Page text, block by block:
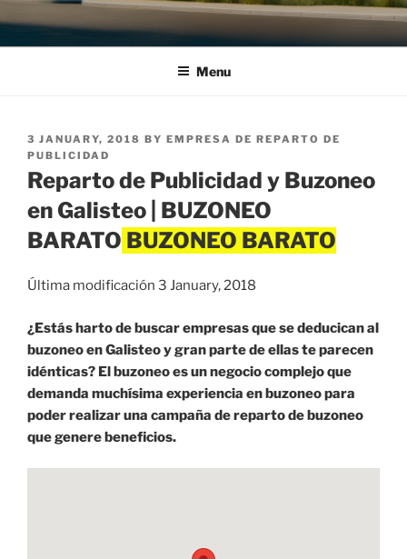
Menu
POSTED
ON
3 JANUARY, 2018 BY EMPRESA DE REPARTO DE
PUBLICIDAD
Reparto de Publicidad y Buzoneo
en Galisteo | BUZONEO
BARATO
Última modificación 3 January, 2018
¿Estás harto de buscar empresas que se deducican al
buzoneo en Galisteo y gran parte de ellas te parecen
idénticas? El buzoneo es un negocio complejo que
demanda muchísima experiencia en buzoneo para
poder realizar una campaña de reparto de buzoneo
que genere beneficios.